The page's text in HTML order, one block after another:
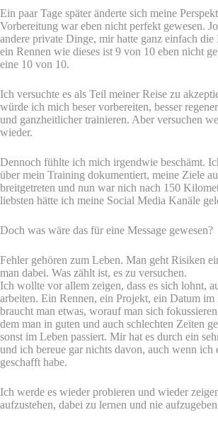
Ein paar Tage später änderte sich meine
Vorbereitung war eben nicht perfekt gewesen.
andere private Dinge, mir hatte ganz einfach
ein Rennen wie dieses ist 9 von 10 eben nicht
eine 10 von 10.
Ich versuchte es als Teil meiner Reise zu
würde ich mich beser vorbereiten, besser
und ganzheitlicher trainieren. Aber versuchen
wieder.
Dennoch fühlte ich mich irgendwie beschämt.
über mein Training dokumentiert, meine Ziele
breitgetreten und nun war nich nach 150
liebsten hätte ich meine Social Media Kanäle
Doch was wäre das für eine Message gewesen?
Fehler gehören zum Leben. Man geht Risiken
man dabei. Was zählt ist, es zu versuchen.
Ich wollte vor allem zeigen, dass es sich lohnt,
arbeiten. Ein Rennen, ein Projekt, ein Datum im
braucht man etwas, worauf man sich
dem man in guten und auch schlechten Zeiten
sonst im Leben passiert. Mir hat es durch ein
und ich bereue gar nichts davon, auch wenn ich
geschafft habe.
Ich werde es wieder probieren und wieder
aufzustehen, dabei zu lernen und nie